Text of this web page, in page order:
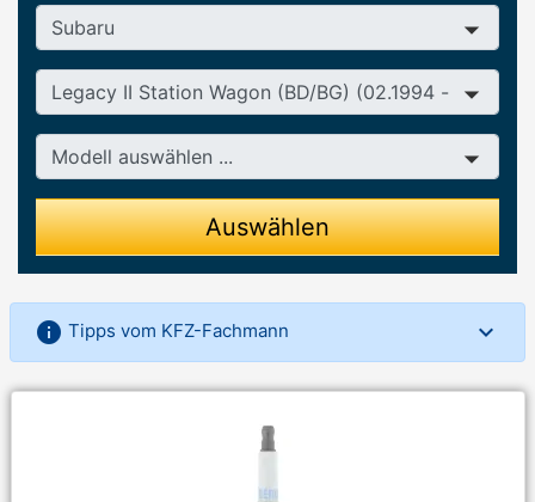
Hersteller
Baureihe
Modell
Auswählen
info Tipps vom KFZ-Fachmann